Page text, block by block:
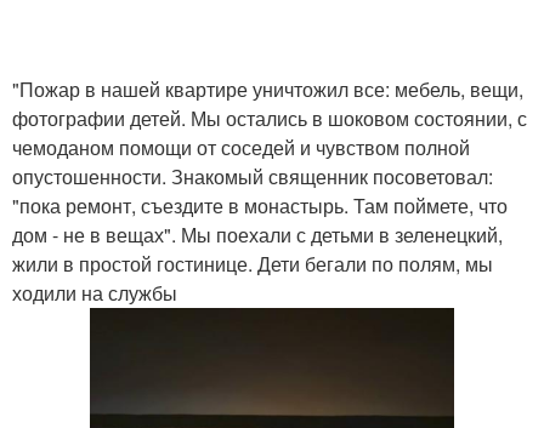
"Пожар в нашей квартире уничтожил все: мебель, вещи,
фотографии детей. Мы остались в шоковом состоянии, с
чемоданом помощи от соседей и чувством полной
опустошенности. Знакомый священник посоветовал:
"пока ремонт, съездите в монастырь. Там поймете, что
дом - не в вещах". Мы поехали с детьми в зеленецкий,
жили в простой гостинице. Дети бегали по полям, мы
ходили на службы